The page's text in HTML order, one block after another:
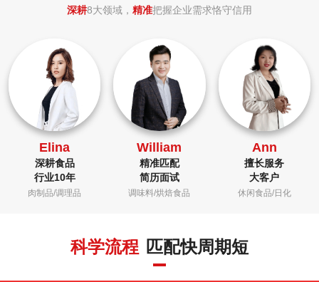
深耕8大领域， 精准把握企业需求恪守信用
Elina
深耕食品
行业10年
肉制品/调理品
William
精准匹配
简历面试
调味料/烘焙食品
Ann
擅长服务
大客户
休闲食品/日化
科学流程 匹配快周期短